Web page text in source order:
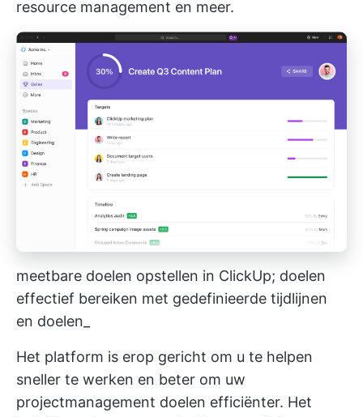
resource management en meer.
meetbare doelen opstellen in ClickUp; doelen
effectief bereiken met gedefinieerde tijdlijnen
en doelen_
Het platform is erop gericht om u te helpen
sneller te werken en beter om uw
projectmanagement doelen efficiënter. Het